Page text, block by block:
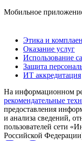
Мобильное
Этика и
Оказание услуг
Использование
Защита
ИТ аккредитация
На информационном
рекомендательные
предоставления
и анализа сведений,
пользователей сети
Российской